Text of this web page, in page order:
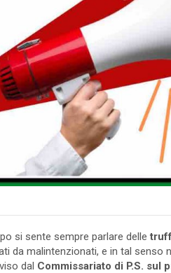
si sente sempre parlare delle
da malintenzionati, e in tal senso
dal Commissariato di P.S. sul